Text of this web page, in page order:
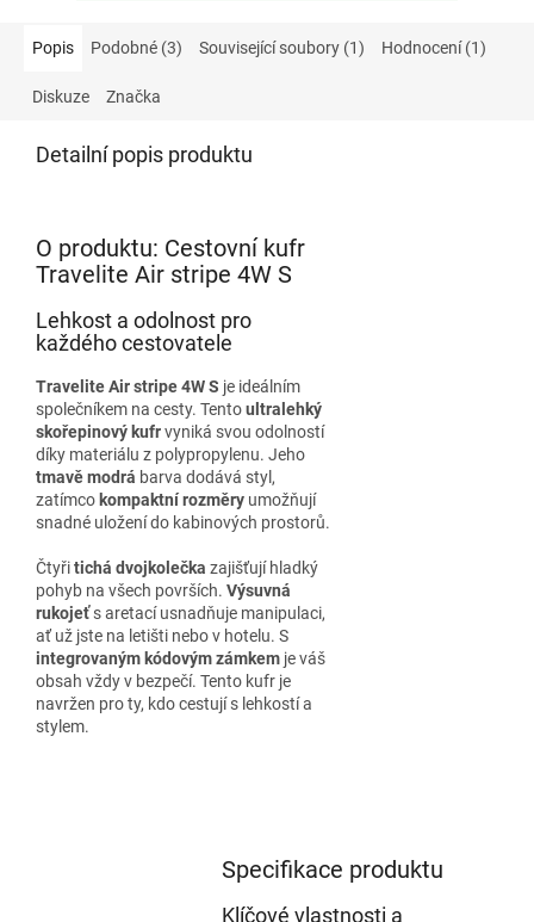
Popis Podobné (3) Související soubory (1) Hodnocení (1)
Diskuze Značka
Detailní popis produktu
O produktu: Cestovní kufr
Travelite Air stripe 4W S
Lehkost a odolnost pro
každého cestovatele
Travelite Air stripe 4W S je ideálním
společníkem na cesty. Tentoultralehký
skořepinový kufrvyniká svou odolností
díky materiálu z polypropylenu. Jeho
tmavě modrá barva dodává styl,
zatímco kompaktní rozměry umožňují
snadné uložení do kabinových prostorů.
Čtyřitichá dvojkolečka zajišťují hladký
pohyb na všech površích. Výsuvná
rukojeťs aretací usnadňuje manipulaci,
ať už jste na letišti nebo v hotelu. S
integrovaným kódovým zámkem je váš
obsah vždy v bezpečí. Tento kufr je
navržen pro ty, kdo cestují s lehkostí a
stylem.
Specifikace produktu
Klíčové vlastnosti a